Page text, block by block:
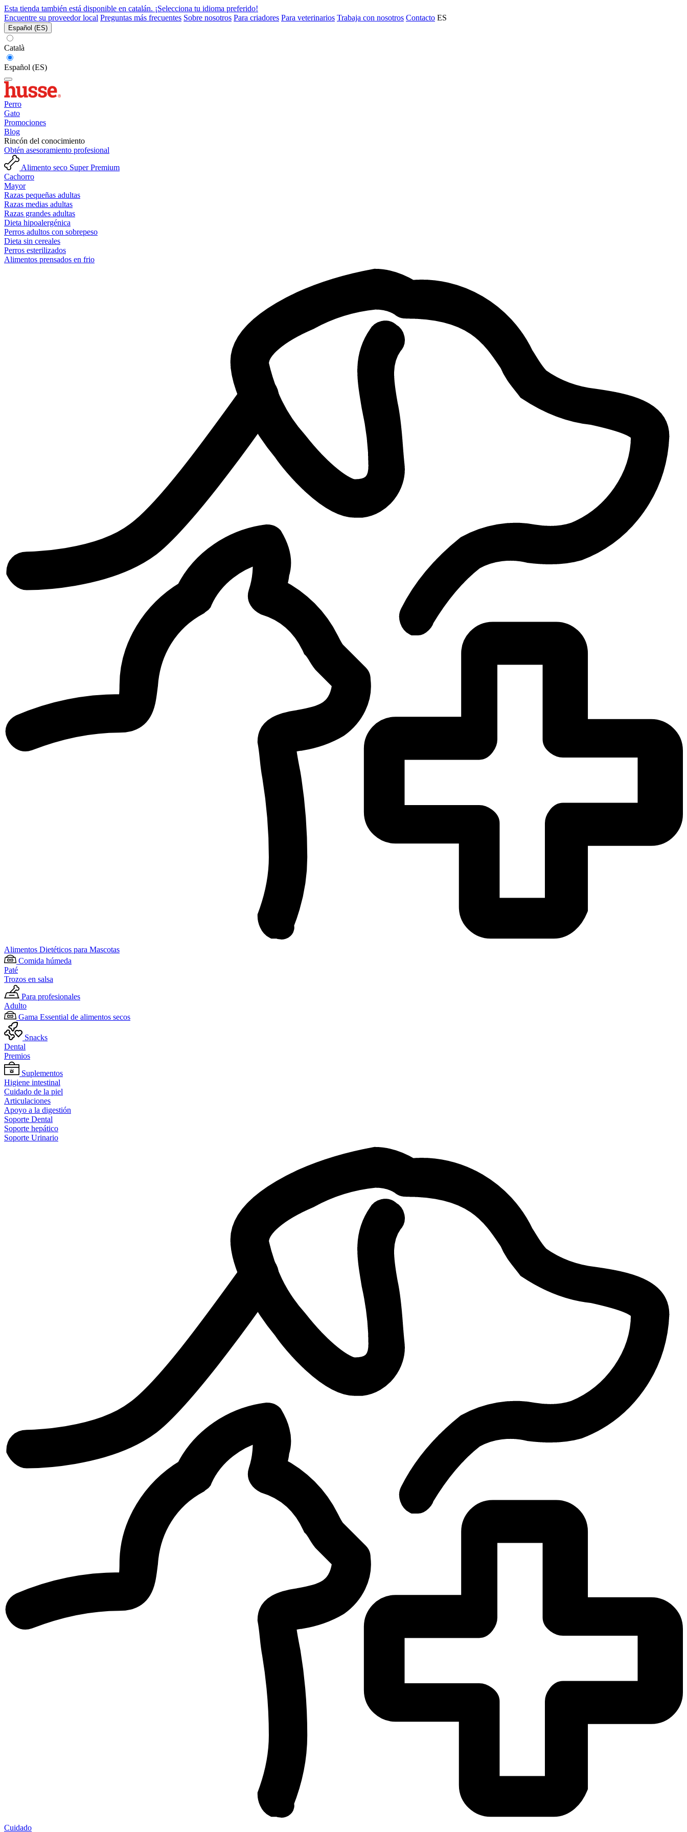
Esta tienda también está disponible en catalán. ¡Selecciona tu idioma preferido!
Encuentre su proveedor local Preguntas más frecuentes Sobre nosotros Para criadores Para veterinarios Trabaja con nosotros Contacto ES
Español (ES)
Català
Español (ES)
Perro
Gato
Promociones
Blog
Rincón del conocimiento
Obtén asesoramiento profesional
Alimento seco Super Premium
Cachorro
Mayor
Razas pequeñas adultas
Razas medias adultas
Razas grandes adultas
Dieta hipoalergénica
Perros adultos con sobrepeso
Dieta sin cereales
Perros esterilizados
Alimentos prensados en frio
Alimentos Dietéticos para Mascotas
Comida húmeda
Paté
Trozos en salsa
Para profesionales
Adulto
Gama Essential de alimentos secos
Snacks
Dental
Premios
Suplementos
Higiene intestinal
Cuidado de la piel
Articulaciones
Apoyo a la digestión
Soporte Dental
Soporte hepático
Soporte Urinario
Cuidado